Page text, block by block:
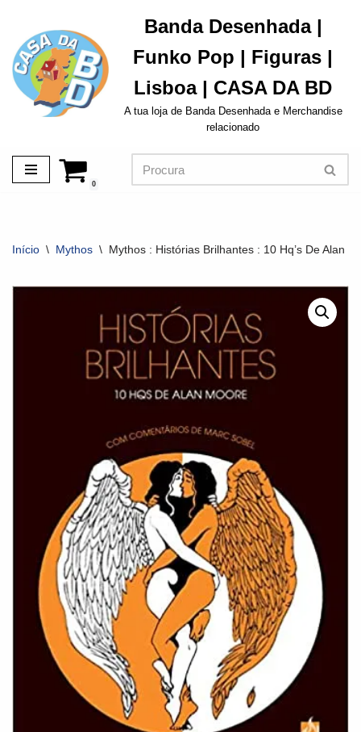
Avançar
para
o
conteúdo
Banda Desenhada |
Funko Pop | Figuras |
Lisboa | CASA DA BD
A tua loja de Banda Desenhada e Merchandise
relacionado
0
Início \ Mythos \ Mythos : Histórias Brilhantes : 10 Hq’s De Alan